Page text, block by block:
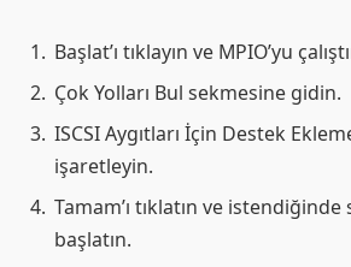
Başlat’ı tıklayın ve MPIO’yu
Çok Yolları Bul sekmesine gidin.
ISCSI Aygıtları İçin Destek
işaretleyin.
Tamam’ı tıklatın ve
başlatın.